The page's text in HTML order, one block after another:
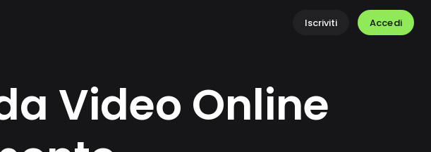
Iscriviti Accedi
Video Online